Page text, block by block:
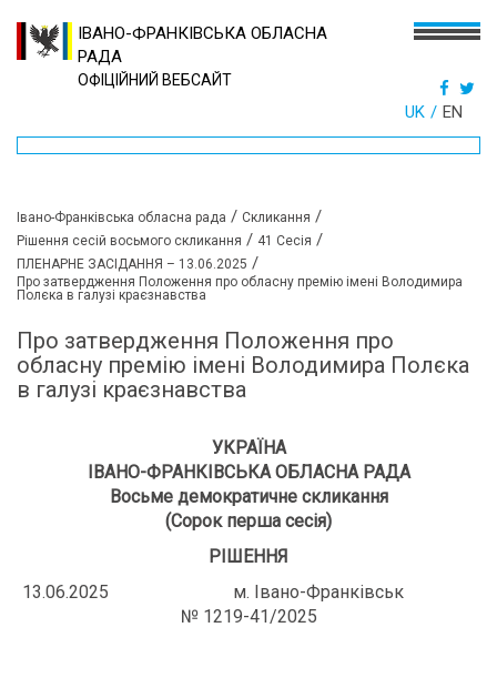
ІВАНО-ФРАНКІВСЬКА ОБЛАСНА
РАДА
ОФІЦІЙНИЙ ВЕБСАЙТ
UK EN
Івано-Франківська обласна рада / Скликання /
Рішення сесій восьмого скликання / 41 Сесія /
ПЛЕНАРНЕ ЗАСІДАННЯ – 13.06.2025 /
Про затвердження Положення про обласну премію імені Володимира
Полєка в галузі краєзнавства
Про затвердження Положення про
обласну премію імені Володимира Полєка
в галузі краєзнавства
УКРАЇНА
ІВАНО-ФРАНКІВСЬКА ОБЛАСНА РАДА
Восьме демократичне скликання
(Сорок перша сесія)
РІШЕННЯ
13.06.2025 м. Івано-Франківськ
№ 1219-41/2025